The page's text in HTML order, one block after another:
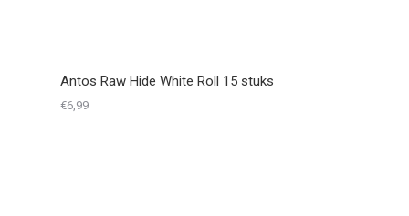
Antos Raw Hide White Roll 15 stuks
€6,99